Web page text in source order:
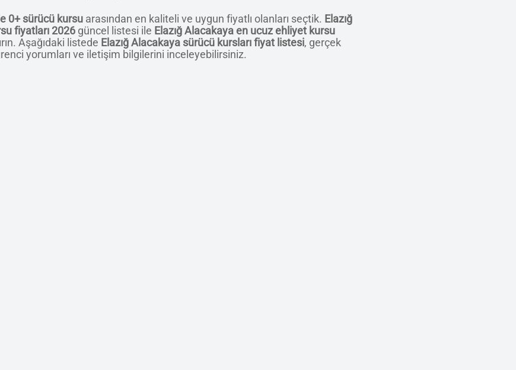
0+ sürücü kursuarasından en kaliteli ve uygun fiyatlı olanları seçtik. Elazığ
fiyatları 2026 güncel listesi ile Elazığ Alacakaya en ucuz ehliyet kursu
Aşağıdaki listede Elazığ Alacakaya sürücü kursları fiyat listesi, gerçek
yorumları ve iletişim bilgilerini inceleyebilirsiniz.